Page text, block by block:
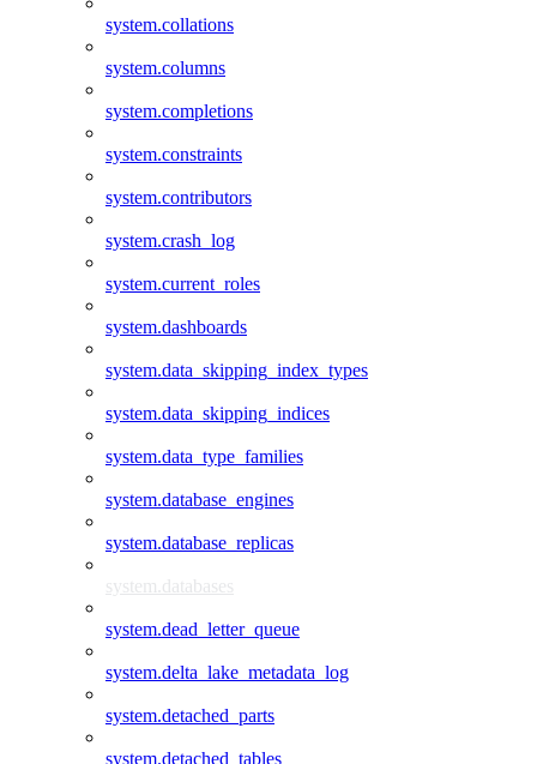
system.collations
system.columns
system.completions
system.constraints
system.contributors
system.crash_log
system.current_roles
system.dashboards
system.data_skipping_index_types
system.data_skipping_indices
system.data_type_families
system.database_engines
system.database_replicas
system.databases
system.dead_letter_queue
system.delta_lake_metadata_log
system.detached_parts
system.detached_tables